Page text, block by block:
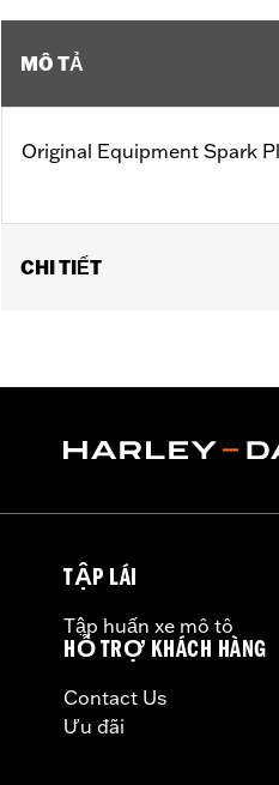
MÔ TẢ
Original Equipment Spark
CHI TIẾT
In the Box:1 spark plug
TẬP LÁI
Tập huấn xe mô tô
HỖ TRỢ KHÁCH HÀNG
Contact Us
Ưu đãi